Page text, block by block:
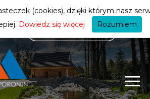
(cookies), dzięki którym nasz
Dowiedz się więcej Rozumiem